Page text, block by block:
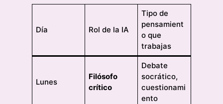
Día Rol de la IA
Tipo de
pensamient
o que
trabajas
Lunes
Filósofo
crítico
Debate
socrático,
cuestionami
ento